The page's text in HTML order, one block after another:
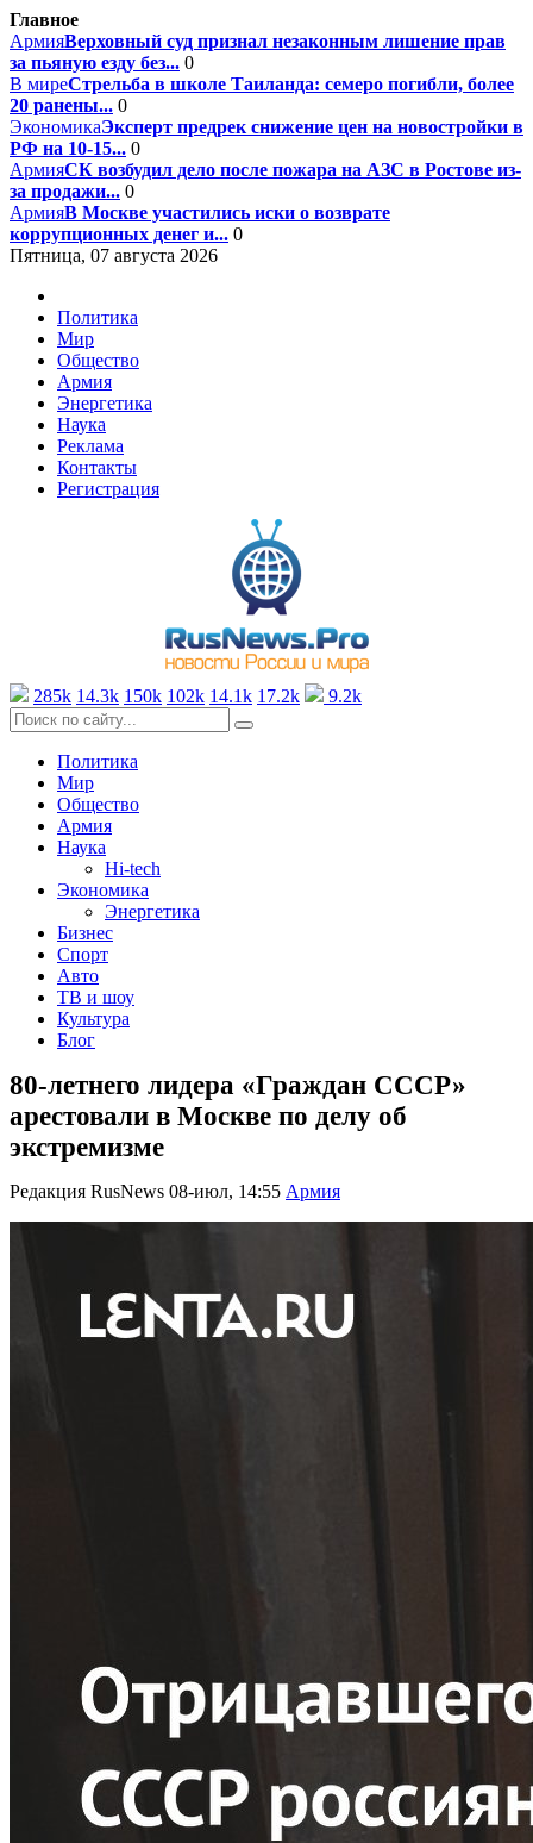
Главное
АрмияВерховный суд признал незаконным лишение прав
за пьяную езду без... 0
В миреСтрельба в школе Таиланда: семеро погибли, более
20 ранены... 0
ЭкономикаЭксперт предрек снижение цен на новостройки в
РФ на 10-15... 0
АрмияСК возбудил дело после пожара на АЗС в Ростове из-
за продажи... 0
АрмияВ Москве участились иски о возврате
коррупционных денег и... 0
Пятница, 07 августа 2026
Политика
Мир
Общество
Армия
Энергетика
Наука
Реклама
Контакты
Регистрация
285k 14.3k 150k 102k 14.1k 17.2k 9.2k
Политика
Мир
Общество
Армия
Наука
Hi-tech
Экономика
Энергетика
Бизнес
Спорт
Авто
ТВ и шоу
Культура
Блог
80-летнего лидера «Граждан СССР»
арестовали в Москве по делу об
экстремизме
Редакция RusNews 08-июл, 14:55 Армия